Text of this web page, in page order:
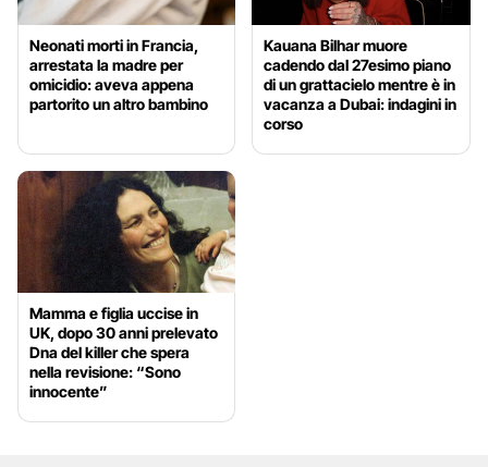
Neonati morti in Francia,
arrestata la madre per
omicidio: aveva appena
partorito un altro bambino
Kauana Bilhar muore
cadendo dal 27esimo piano
di un grattacielo mentre è in
vacanza a Dubai: indagini in
corso
Mamma e figlia uccise in
UK, dopo 30 anni prelevato
Dna del killer che spera
nella revisione: “Sono
innocente”